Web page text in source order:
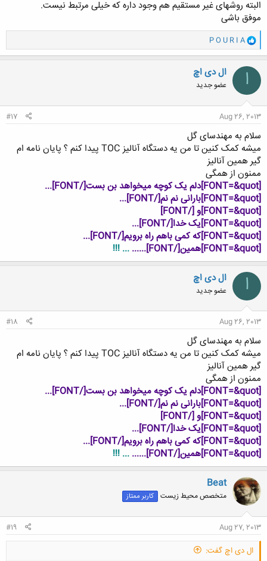
البته روشهای غیر مستقیم هم وجود داره که خیلی مرتبط نیست.
موفق باشی
و
ا
ک
ن
ا
P O U R I A
ا ال دی اچ
عضو جدید
Aug 26, 2013
#17
سلام به مهندسای گل
میشه کمک کنین تا من یه دستگاه آنالیز TOC پیدا کنم ؟ پایان نامه ام
گیر همین آنالیز
ممنون از همگی
[FONT=&quot]دلم یک کوچه میخواهد بن بست[/FONT]
...
[FONT=&quot]بارانی نم نم[/FONT]
...
[FONT=&quot]و [/FONT]
[FONT=&quot]یک خدا[/FONT]
...
[FONT=&quot]که کمی باهم راه برویم[/FONT]
...
[FONT=&quot]همین[/FONT]
......
... !!!
ا ال دی اچ
عضو جدید
Aug 26, 2013
#18
سلام به مهندسای گل
میشه کمک کنین تا من یه دستگاه آنالیز TOC پیدا کنم ؟ پایان نامه ام
گیر همین آنالیز
ممنون از همگی
[FONT=&quot]دلم یک کوچه میخواهد بن بست[/FONT]
...
[FONT=&quot]بارانی نم نم[/FONT]
...
[FONT=&quot]و [/FONT]
[FONT=&quot]یک خدا[/FONT]
...
[FONT=&quot]که کمی باهم راه برویم[/FONT]
...
[FONT=&quot]همین[/FONT]
......
... !!!
Beat
متخصص محیط زیست کاربر ممتاز
Aug 27, 2013
#19
ال دی اچ گفت: